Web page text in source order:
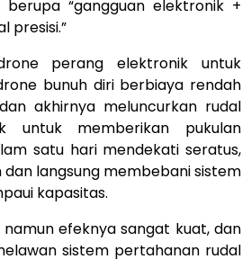
“gangguan elektronik +
presisi.”
perang elektronik untuk
bunuh diri berbiaya rendah
akhirnya meluncurkan rudal
untuk memberikan pukulan
satu hari mendekati seratus,
langsung membebani sistem
kapasitas.
efeknya sangat kuat, dan
sistem pertahanan rudal